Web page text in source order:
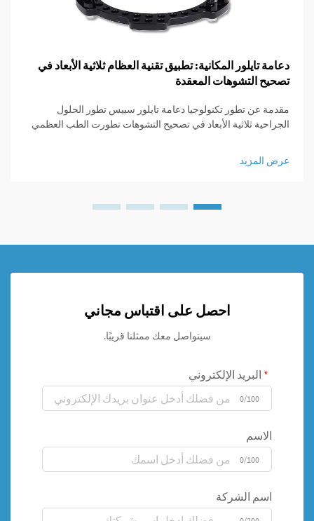
دعامة تايلور المكانية: تطبيق تقنية العظام ثلاثية الأبعاد في
تصحيح التشوهات المعقدة
مقدمة عن تطور تكنولوجيا دعامة تايلور سبيس تطور الحلول
الجراحية ثلاثية الأبعاد في تصحيح التشوهات تطورت الطب العظمي
وعدم التحكم الكبير في النتائج. في الماضي...
عرض المزيد
احصل على اقتباس مجاني
سيتواصل معك ممثلنا قريبًا.
البريد الإلكتروني
0/100
الاسم
0/100
اسم الشركة